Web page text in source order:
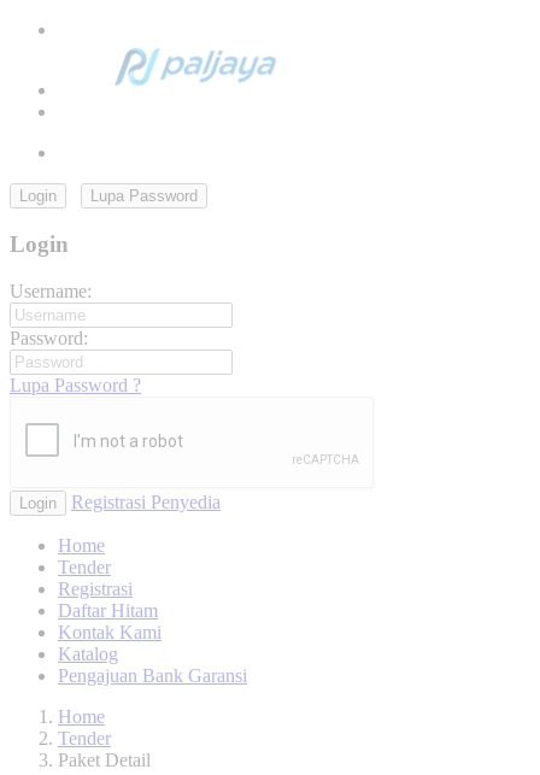
Login Lupa Password
Login
Username:
Password:
Lupa Password ?
Login Registrasi Penyedia
Home
Tender
Registrasi
Daftar Hitam
Kontak Kami
Katalog
Pengajuan Bank Garansi
Home
Tender
Paket Detail